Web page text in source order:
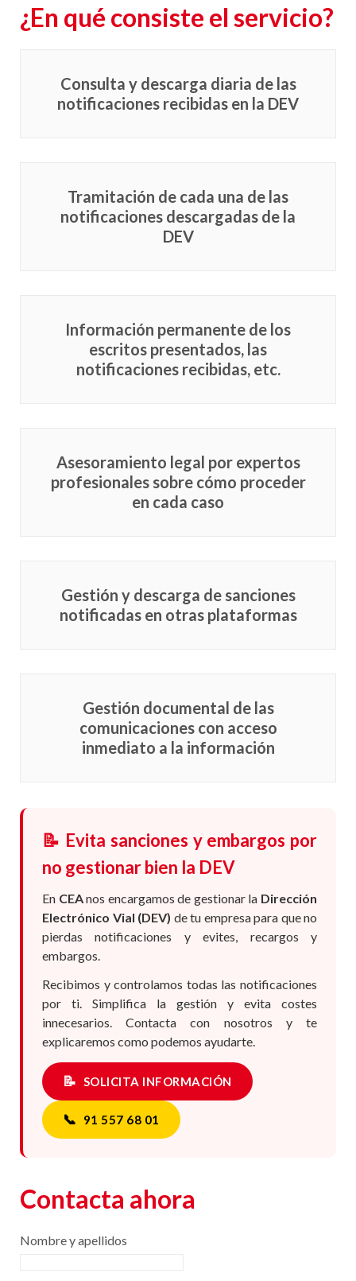
¿En qué consiste el servicio?
Consulta y descarga diaria de las
notificaciones recibidas en la DEV
Tramitación de cada una de las
notificaciones descargadas de la
DEV
Información permanente de los
escritos presentados, las
notificaciones recibidas, etc.
Asesoramiento legal por expertos
profesionales sobre cómo proceder
en cada caso
Gestión y descarga de sanciones
notificadas en otras plataformas
Gestión documental de las
comunicaciones con acceso
inmediato a la información
📝 Evita sanciones y embargos por
no gestionar bien la DEV
En CEAnos encargamos de gestionar la Dirección
Electrónico Vial (DEV) de tu empresa para que no
pierdas notificaciones y evites, recargos y
embargos.
Recibimos y controlamos todas las notificaciones
por ti. Simplifica la gestión y evita costes
innecesarios. Contacta con nosotros y te
explicaremos como podemos ayudarte.
📝 SOLICITA INFORMACIÓN
📞 91 557 68 01
Contacta ahora
Nombre y apellidos